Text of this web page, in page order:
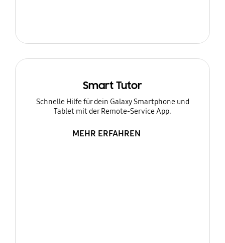
Smart Tutor
Schnelle Hilfe für dein Galaxy Smartphone und
Tablet mit der Remote-Service App.
MEHR ERFAHREN